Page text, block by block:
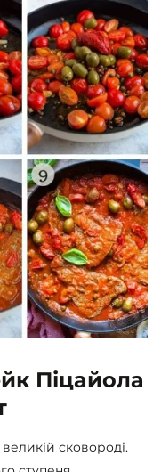
Піцайола
сковороді.